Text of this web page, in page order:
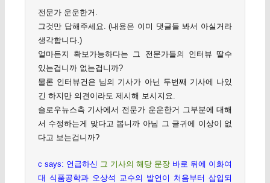
전문가 운운한거.
그것만 답해주세요. (내용은 이미 댓글들 봐서 아실거라
생각합니다.)
얼마든지 확보가능하다는 그 전문가들의 인터뷰 딸수
있는겁니까 없는겁니까?
물론 인터뷰건은 님의 기사가 아닌 두번째 기사에 나있
긴 하지만 의견이라도 제시해 보시지요.
슬로우뉴스측 기사에서 전문가 운운한거 그부분에 대해
서 수정하는게 맞다고 봅니까 아님 그 글귀에 이상이 없
다고 보는겁니까?
c says: 언급하신 그 기사의 해당 문장 바로 뒤에 이화여
대 식품공학과 오상석 교수의 발언이 처음부터 삽입되